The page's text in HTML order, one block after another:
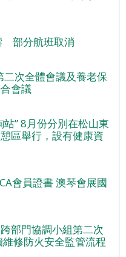
部分航班取消
次全體會議及養老保
會議
” 8月份分別在松山東
區舉行，設有健康資
會員證書 澳琴會展國
部門協調小組第二次
修防火安全監管流程